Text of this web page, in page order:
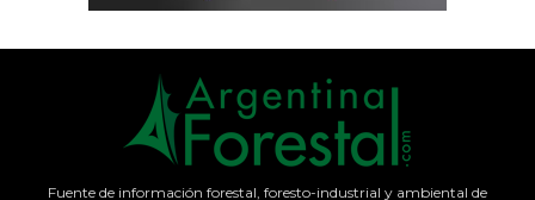
Fuente de información forestal, foresto-industrial y ambiental de